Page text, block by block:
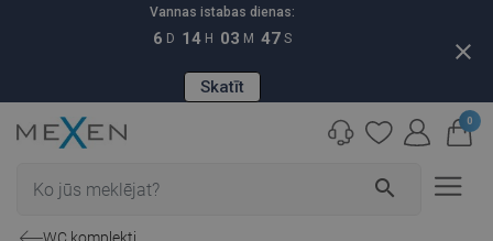
Vannas istabas dienas:
6 D 14 H 03 M 46 S
Skatīt
close
search
0